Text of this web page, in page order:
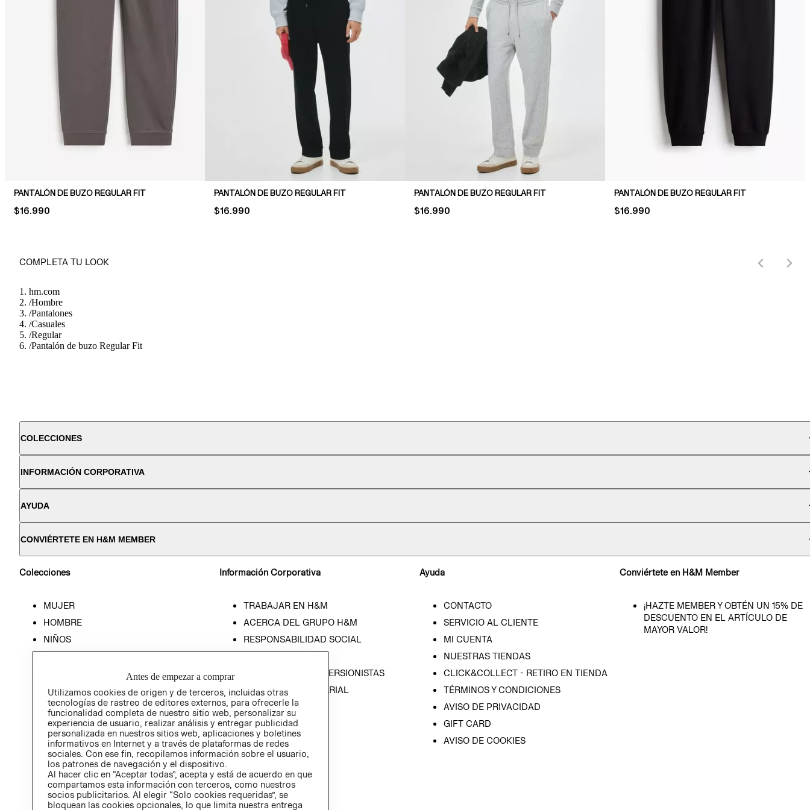
PANTALÓN DE BUZO REGULAR FIT
PRICE:
$16.990
PANTALÓN DE BUZO REGULAR FIT
PRICE:
$16.990
PANTALÓN DE BUZO REGULAR FIT
PRICE:
$16.990
PANTALÓN DE BUZO REGULAR FIT
PRICE:
$16.990
COMPLETA TU LOOK
hm.com
/Hombre
/Pantalones
/Casuales
/Regular
/Pantalón de buzo Regular Fit
COLECCIONES
INFORMACIÓN CORPORATIVA
AYUDA
CONVIÉRTETE EN H&M MEMBER
Colecciones
MUJER
HOMBRE
NIÑOS
Información Corporativa
TRABAJAR EN H&M
ACERCA DEL GRUPO H&M
RESPONSABILIDAD SOCIAL
RELACIÓN CON INVERSIONISTAS
POLÍTICA EMPRESARIAL
Ayuda
CONTACTO
SERVICIO AL CLIENTE
MI CUENTA
NUESTRAS TIENDAS
CLICK&COLLECT - RETIRO EN TIENDA
TÉRMINOS Y CONDICIONES
AVISO DE PRIVACIDAD
GIFT CARD
AVISO DE COOKIES
Conviértete en H&M Member
¡HAZTE MEMBER Y OBTÉN UN 15% DE
DESCUENTO EN EL ARTÍCULO DE
MAYOR VALOR!
Antes de empezar a comprar
Utilizamos cookies de origen y de terceros, incluidas otras
tecnologías de rastreo de editores externos, para ofrecerle la
funcionalidad completa de nuestro sitio web, personalizar su
experiencia de usuario, realizar análisis y entregar publicidad
personalizada en nuestros sitios web, aplicaciones y boletines
informativos en Internet y a través de plataformas de redes
sociales. Con ese fin, recopilamos información sobre el usuario,
los patrones de navegación y el dispositivo.
Al hacer clic en “Aceptar todas”, acepta y está de acuerdo en que
compartamos esta información con terceros, como nuestros
socios publicitarios. Al elegir “Solo cookies requeridas”, se
bloquean las cookies opcionales, lo que limita nuestra entrega